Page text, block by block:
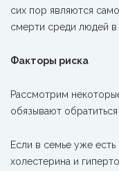
сих пор являются
смерти среди людей в
Факторы риска
Рассмотрим
обязывают обратиться
Если в семье уже
холестерина и